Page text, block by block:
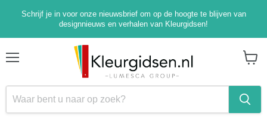
Schrijf je in voor onze nieuwsbrief om op de hoogte te blijven van
designnieuws en verhalen van Kleurgidsen!